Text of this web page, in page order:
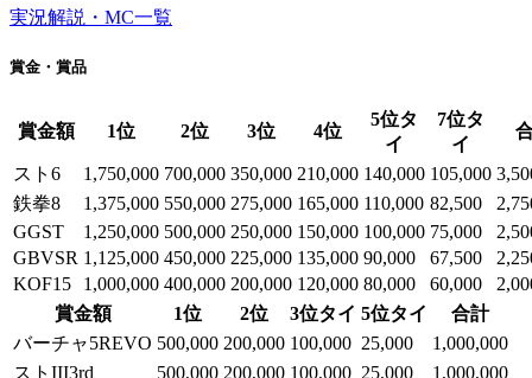
実況解説・MC一覧
賞金・賞品
賞金額 1位 2位 3位 4位
5位タ
イ
7位タ
イ
スト6 1,750,000 700,000 350,000 210,000 140,000 105,000
鉄拳8
1,375,000 550,000 275,000 165,000 110,000 82,500
GGST
1,250,000 500,000 250,000 150,000 100,000 75,000
GBVSR 1,125,000 450,000 225,000 135,000 90,000 67,500
KOF15
1,000,000 400,000 200,000 120,000 80,000 60,000
賞金額
1位 2位 3位タイ 5位タイ
合計
バーチャ5REVO 500,000 200,000 100,000 25,000
1,000,000
ストIII3rd
500,000 200,000 100,000 25,000 1,000,000